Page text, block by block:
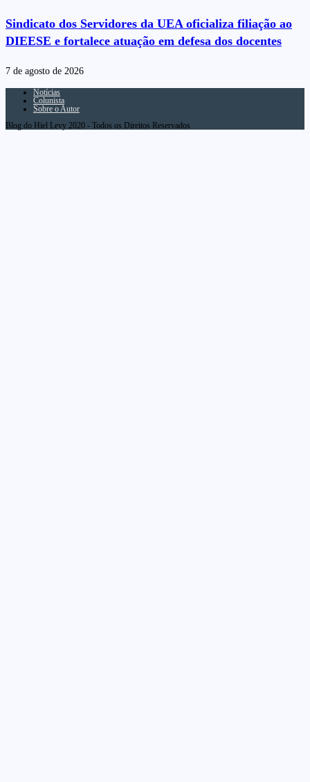
Sindicato dos Servidores da UEA oficializa filiação ao
DIEESE e fortalece atuação em defesa dos docentes
7 de agosto de 2026
Notícias
Colunista
Sobre o Autor
Blog do Hiel Levy 2020 - Todos os Direitos Reservados